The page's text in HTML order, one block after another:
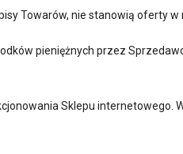
Towarów, nie stanowią oferty w
pieniężnych przez
Sklepu internetowego.